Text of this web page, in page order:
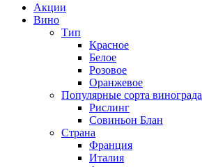
Акции
Вино
Тип
Красное
Белое
Розовое
Оранжевое
Популярные сорта винограда
Рислинг
Совиньон Блан
Страна
Франция
Италия